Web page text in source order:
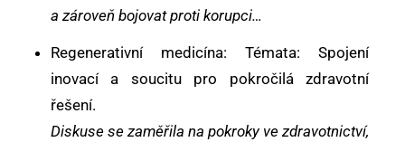
a zároveň bojovat proti korupci…
Regenerativní medicína: Témata: Spojení
inovací a soucitu pro pokročilá zdravotní
řešení.
Diskuse se zaměřila na pokroky ve zdravotnictví,